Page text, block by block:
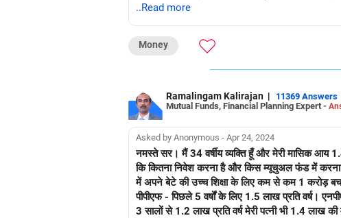
और विवाह के लिए, जोखिम और रिटर्न को संतुलित करने
याद रखें, निवेश एक यात्रा है, कोई मंजिल नहीं। जीवन में
समायोजित करें। एक वित्तीय सलाहकार व्यक्तिगत
..Read more
Money
Ramalingam Kalirajan | 11369 Answers
Mutual Funds, Financial Planning Expert -
Asked by Anonymous - Apr 24, 2024
नमस्ते सर। मैं 34 वर्षीय व्यक्ति हूँ और मेरी मासिक आय
कि कितना निवेश करना है और किस म्यूचुअल फंड में करना
में अपने बेटे की उच्च शिक्षा के लिए कम से कम 1 करोड़ बचाना।
पीपीएफ - पिछले 5 वर्षों के लिए 1.5 लाख प्रति वर्ष। एनपीएस - पिछले 3 वर्षों के लिए 50000 प्रति वर्ष। यूलिप - पिछले 1 साल से 1.2 लाख प्रति वर्ष एक एसबीआई योजना - पिछले
3 सालों से 1.2 लाख प्रति वर्ष मेरी पत्नी भी 1.4 लाख की मासिक आय के साथ काम कर रही है। मैं इन लक्ष्यों को प्राप्त करने के लिए अपने म्यूचुअल फंड निवेश को कैसे संरचित करूं,